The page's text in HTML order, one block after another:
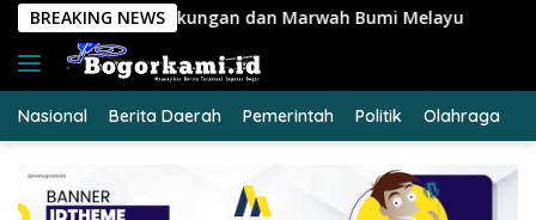
Langsung
konten
BREAKING NEWS
dan Marwah Bumi Melayu KRYD Polres Kuansing
Nasional Berita Daerah Pemerintah Politik Olahraga